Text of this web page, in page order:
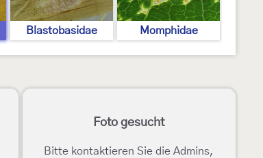
Blastobasidae Momphidae
Foto gesucht
Bitte kontaktieren Sie die Admins,